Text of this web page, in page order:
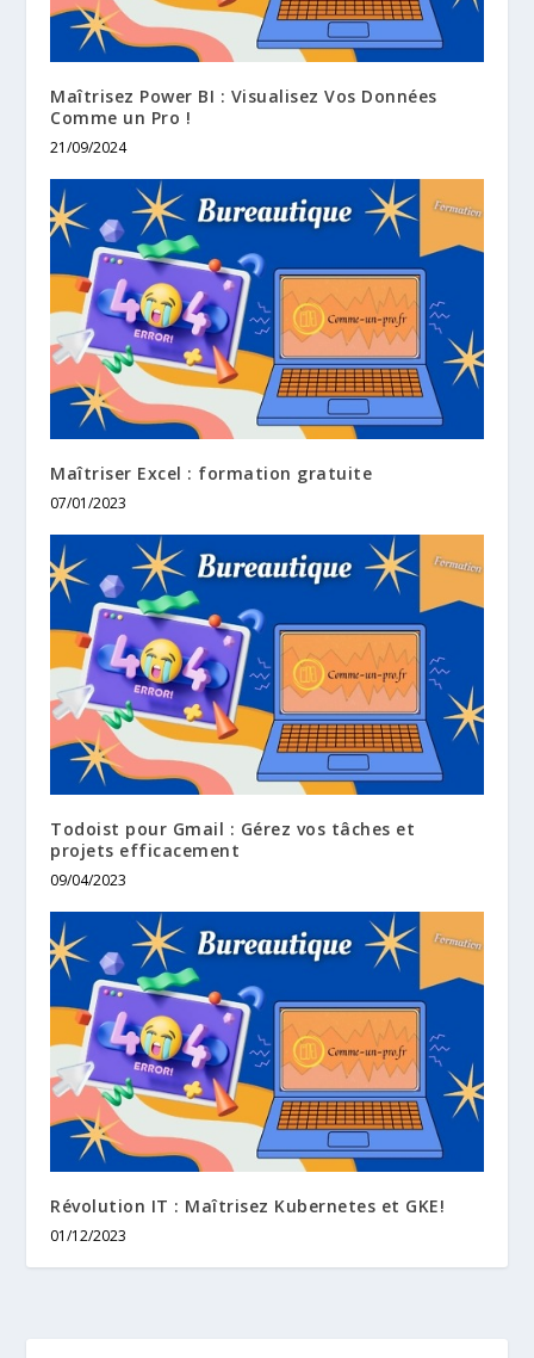
Maîtrisez Power BI : Visualisez Vos Données
Comme un Pro !
21/09/2024
Maîtriser Excel : formation gratuite
07/01/2023
Todoist pour Gmail : Gérez vos tâches et
projets efficacement
09/04/2023
Révolution IT : Maîtrisez Kubernetes et GKE!
01/12/2023